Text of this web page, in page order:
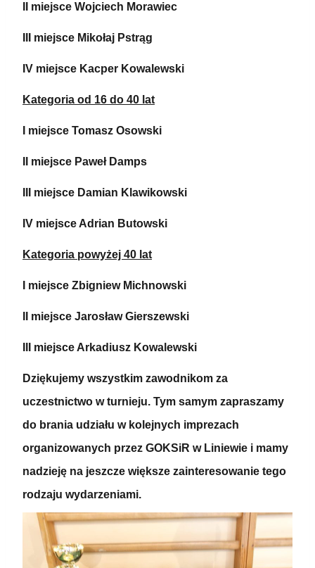
II miejsce Wojciech Morawiec
III miejsce Mikołaj Pstrąg
IV miejsce Kacper Kowalewski
Kategoria od 16 do 40 lat
I miejsce Tomasz Osowski
II miejsce Paweł Damps
III miejsce Damian Klawikowski
IV miejsce Adrian Butowski
Kategoria powyżej 40 lat
I miejsce Zbigniew Michnowski
II miejsce Jarosław Gierszewski
III miejsce Arkadiusz Kowalewski
Dziękujemy wszystkim zawodnikom za
uczestnictwo w turnieju. Tym samym zapraszamy
do brania udziału w kolejnych imprezach
organizowanych przez GOKSiR w Liniewie i mamy
nadzieję na jeszcze większe zainteresowanie tego
rodzaju wydarzeniami.